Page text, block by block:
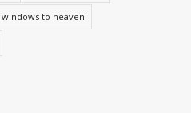
windows to heaven